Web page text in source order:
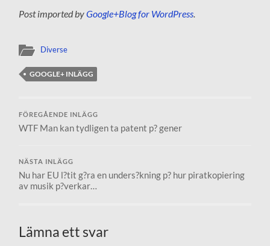
Post imported byGoogle+Blog for WordPress
Diverse
GOOGLE+ INLÄGG
FÖREGÅENDE INLÄGG
WTF Man kan tydligen ta patent p? gener
NÄSTA INLÄGG
Nu har EU l?tit g?ra en unders?kning p? hur piratkopiering
av musik p?verkar…
Lämna ett svar